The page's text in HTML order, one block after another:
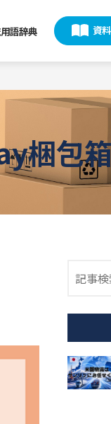
語辞典 資
梱包